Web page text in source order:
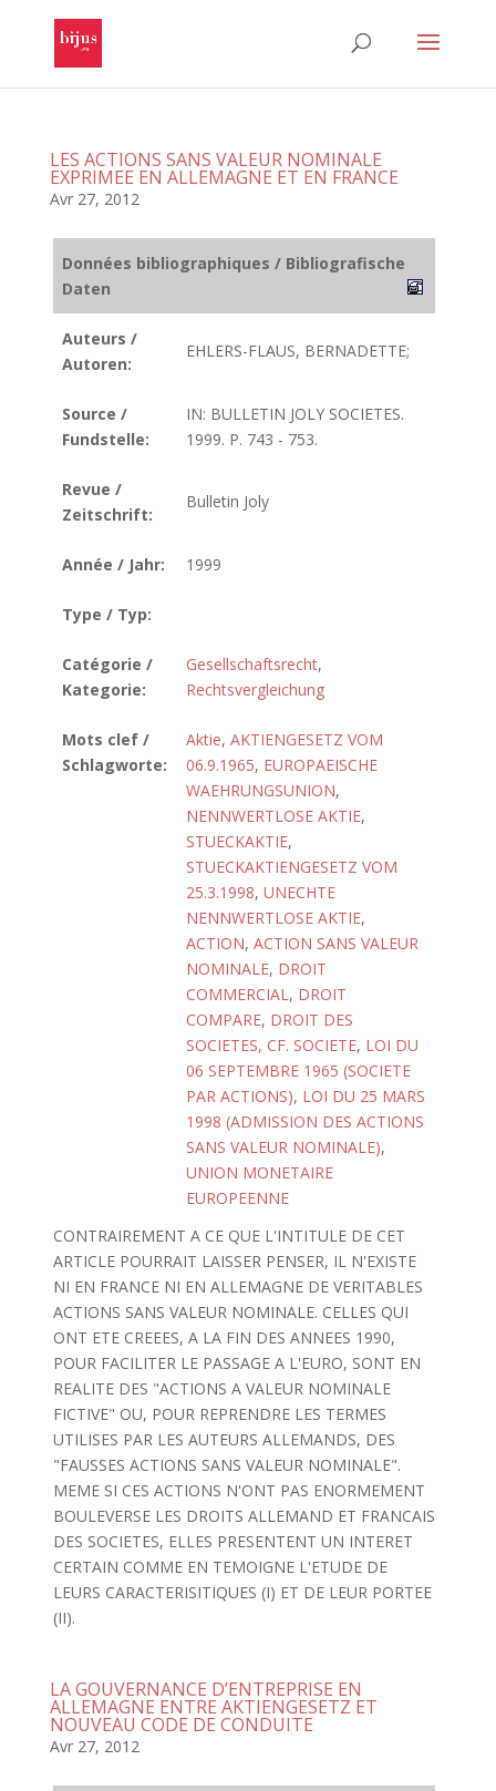
LES ACTIONS SANS VALEUR NOMINALE
EXPRIMEE EN ALLEMAGNE ET EN FRANCE
Avr 27, 2012
Données bibliographiques / Bibliografische
Daten
Auteurs /
Autoren:
EHLERS-FLAUS, BERNADETTE;
Source /
Fundstelle:
IN: BULLETIN JOLY SOCIETES.
1999. P. 743 - 753.
Revue /
Zeitschrift:
Bulletin Joly
Année / Jahr: 1999
Type / Typ:
Catégorie /
Kategorie:
Gesellschaftsrecht,
Rechtsvergleichung
Mots clef /
Schlagworte:
Aktie, AKTIENGESETZ VOM
06.9.1965, EUROPAEISCHE
WAEHRUNGSUNION,
NENNWERTLOSE AKTIE,
STUECKAKTIE,
STUECKAKTIENGESETZ VOM
25.3.1998, UNECHTE
NENNWERTLOSE AKTIE,
ACTION, ACTION SANS VALEUR
NOMINALE, DROIT
COMMERCIAL, DROIT
COMPARE, DROIT DES
SOCIETES, CF. SOCIETE, LOI DU
06 SEPTEMBRE 1965 (SOCIETE
PAR ACTIONS), LOI DU 25 MARS
1998 (ADMISSION DES ACTIONS
SANS VALEUR NOMINALE),
UNION MONETAIRE
EUROPEENNE
CONTRAIREMENT A CE QUE L'INTITULE DE CET
ARTICLE POURRAIT LAISSER PENSER, IL N'EXISTE
NI EN FRANCE NI EN ALLEMAGNE DE VERITABLES
ACTIONS SANS VALEUR NOMINALE. CELLES QUI
ONT ETE CREEES, A LA FIN DES ANNEES 1990,
POUR FACILITER LE PASSAGE A L'EURO, SONT EN
REALITE DES "ACTIONS A VALEUR NOMINALE
FICTIVE" OU, POUR REPRENDRE LES TERMES
UTILISES PAR LES AUTEURS ALLEMANDS, DES
"FAUSSES ACTIONS SANS VALEUR NOMINALE".
MEME SI CES ACTIONS N'ONT PAS ENORMEMENT
BOULEVERSE LES DROITS ALLEMAND ET FRANCAIS
DES SOCIETES, ELLES PRESENTENT UN INTERET
CERTAIN COMME EN TEMOIGNE L'ETUDE DE
LEURS CARACTERISITIQUES (I) ET DE LEUR PORTEE
(II).
LA GOUVERNANCE D’ENTREPRISE EN
ALLEMAGNE ENTRE AKTIENGESETZ ET
NOUVEAU CODE DE CONDUITE
Avr 27, 2012